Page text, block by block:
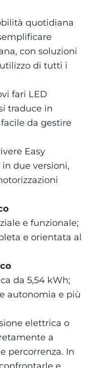
quotidiana
con soluzioni
di tutti i
fari LED
traduce in
da gestire
Easy
due versioni,
e funzionale;
e orientata al
da 5,54 kWh;
autonomia e più
elettrica o
a
percorrenza. In